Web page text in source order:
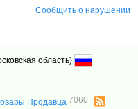
Сообщить о нарушении
область)
Продавца 7060